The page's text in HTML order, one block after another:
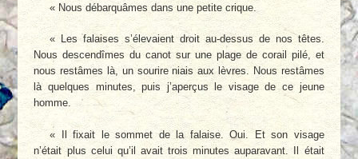
« Nous débarquâmes dans une petite crique.
« Les falaises s’élevaient droit au-dessus de nos têtes.
Nous descendîmes du canot sur une plage de corail pilé, et
nous restâmes là, un sourire niais aux lèvres. Nous restâmes
là quelques minutes, puis j’aperçus le visage de ce jeune
homme.
« Il fixait le sommet de la falaise. Oui. Et son visage
n’était plus celui qu’il avait trois minutes auparavant. Il était